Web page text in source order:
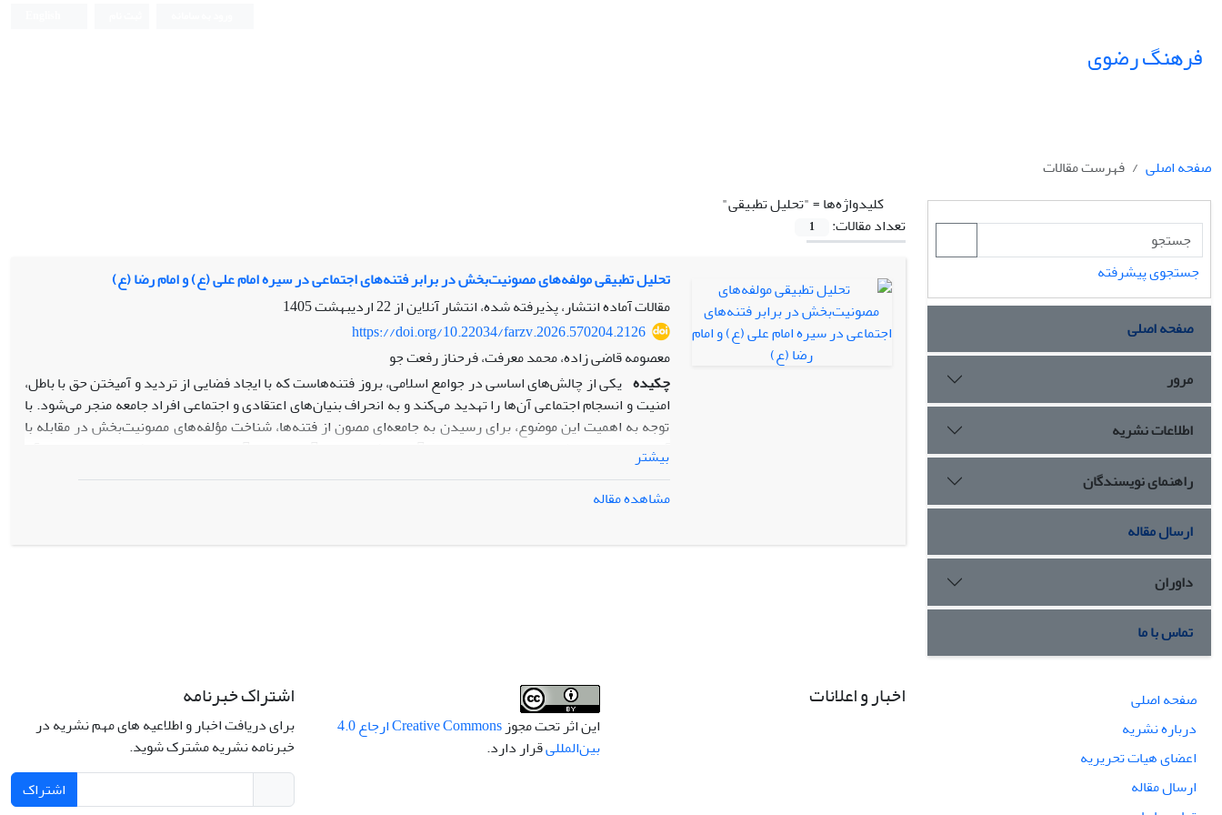
فرهنگ رضوی
صفحه اصلی
فهرست مقالات
کلیدواژه‌ها ="تحلیل تطبیقی"
تعداد مقالات:
1
تحلیل تطبیقی مولفه‌های مصونیت‌بخش در برابر فتنه‌های اجتماعی در سیره امام علی (ع) و امام رضا (ع)
مقالات آماده انتشار، پذیرفته شده، انتشار آنلاین از22 اردیبهشت 1405
https://doi.org/10.22034/farzv.2026.570204.2126
معصومه قاضی زاده، محمد معرفت، فرحناز رفعت جو
چکیده یکی از چالش‌های اساسی در جوامع اسلامی، بروز فتنه‌هاست که با ایجاد فضایی از تردید و آمیختن حق با باطل،
امنیت و انسجام اجتماعی آن‌ها را تهدید می‌کند و به انحراف بنیان‌های اعتقادی و اجتماعی افراد جامعه منجر می‌شود. با
توجه به اهمیت این موضوع، برای رسیدن به جامعه‌ای مصون از فتنه‌ها، شناخت مؤلفه‌های مصونیت‌بخش در مقابله با
پرداخته و برای مقابله با فتنه‌ها راهکارهای مؤثری بیان نموده‌اند. این پژوهش با هدف شناسایی مؤلفه‌های
می‌تواند به عنوان نقشه‌راهی برای نهادهای فرهنگی و اجتماعی در مواجهه هوشمند با فتنه‌های عصر حاضر عمل کند.
بیشتر
مشاهده مقاله
جستجوی پیشرفته
صفحه اصلی
مرور
اطلاعات نشریه
راهنمای نویسندگان
ارسال مقاله
داوران
تماس با ما
صفحه اصلی
درباره نشریه
اعضای هیات تحریریه
ارسال مقاله
اخبار و اعلانات
این اثر تحت مجوز
Creative Commons ارجاع 4.0
بین‌المللیقرار دارد.
اشتراک خبرنامه
برای دریافت اخبار و اطلاعیه های مهم نشریه در
خبرنامه نشریه مشترک شوید.
اشتراک